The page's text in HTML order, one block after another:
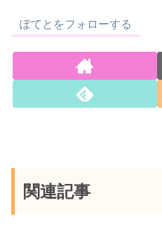
ぽてとをフォローする
関連記事